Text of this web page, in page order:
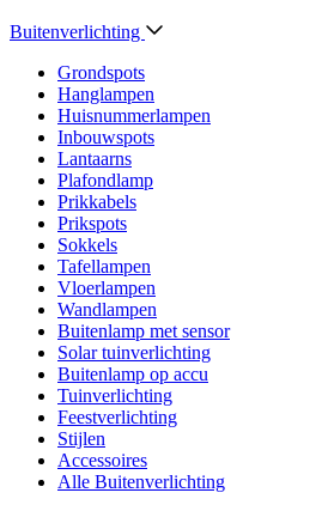
Buitenverlichting
Grondspots
Hanglampen
Huisnummerlampen
Inbouwspots
Lantaarns
Plafondlamp
Prikkabels
Prikspots
Sokkels
Tafellampen
Vloerlampen
Wandlampen
Buitenlamp met sensor
Solar tuinverlichting
Buitenlamp op accu
Tuinverlichting
Feestverlichting
Stijlen
Accessoires
Alle Buitenverlichting